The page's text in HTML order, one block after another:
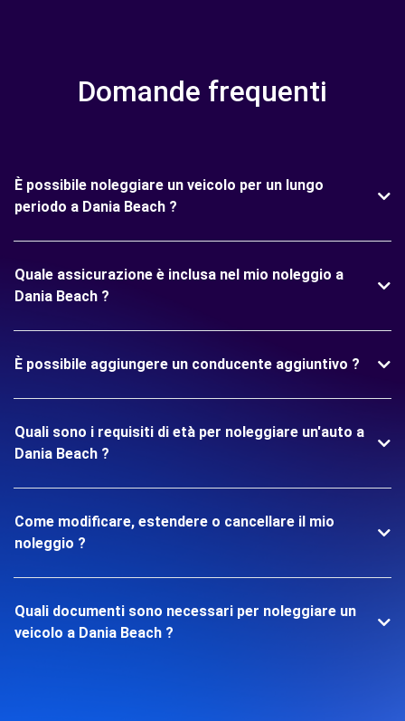
Domande frequenti
È possibile noleggiare un veicolo per un lungo
periodo a Dania Beach ?
Quale assicurazione è inclusa nel mio noleggio a
Dania Beach ?
È possibile aggiungere un conducente aggiuntivo ?
Quali sono i requisiti di età per noleggiare un'auto a
Dania Beach ?
Come modificare, estendere o cancellare il mio
noleggio ?
Quali documenti sono necessari per noleggiare un
veicolo a Dania Beach ?